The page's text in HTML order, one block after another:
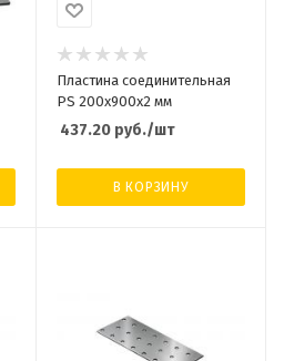
Пластина соединительная
PS 200х900х2 мм
437.20руб./шт
В КОРЗИНУ